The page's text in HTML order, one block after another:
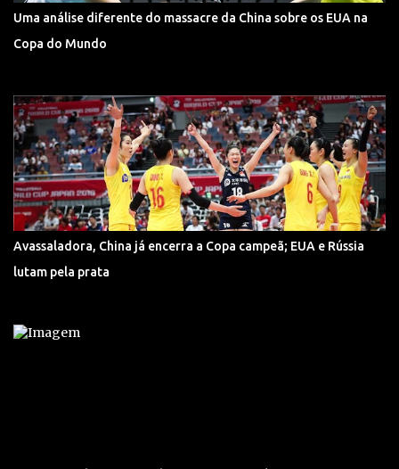
Uma análise diferente do massacre da China sobre os EUA na
Copa do Mundo
Avassaladora, China já encerra a Copa campeã; EUA e Rússia
lutam pela prata